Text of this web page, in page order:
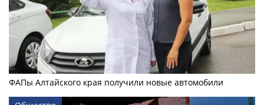
ФАПы Алтайского края получили новые автомобили